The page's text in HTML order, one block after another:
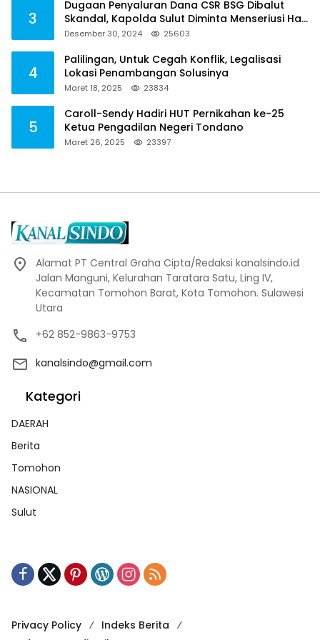
Alamat PT Central Graha Cipta/Redaksi kanalsindo.id
Jalan Manguni, Kelurahan Taratara Satu, Ling IV,
Kecamatan Tomohon Barat, Kota Tomohon. Sulawesi
Utara
+62 852-9863-9753
Kategori
DAERAH
Berita
Tomohon
NASIONAL
Sulut
Privacy Policy
Pedoman Media Siber
Hak Cipta Kanalsindo.id @2026